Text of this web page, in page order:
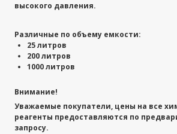
высокого давления.
Различные по объему емкости:
25 литров
200 литров
1000 литров
Внимание!
Уважаемые покупатели, цены на все
реагенты предоставляются по
запросу.